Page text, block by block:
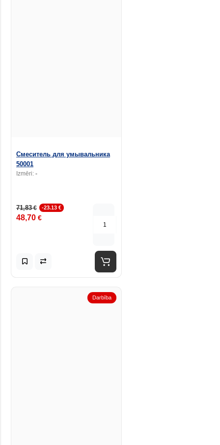
Смеситель для умывальника
50001
Izmēri: -
71,83€ -23.13 €
48,70 €
Darbība